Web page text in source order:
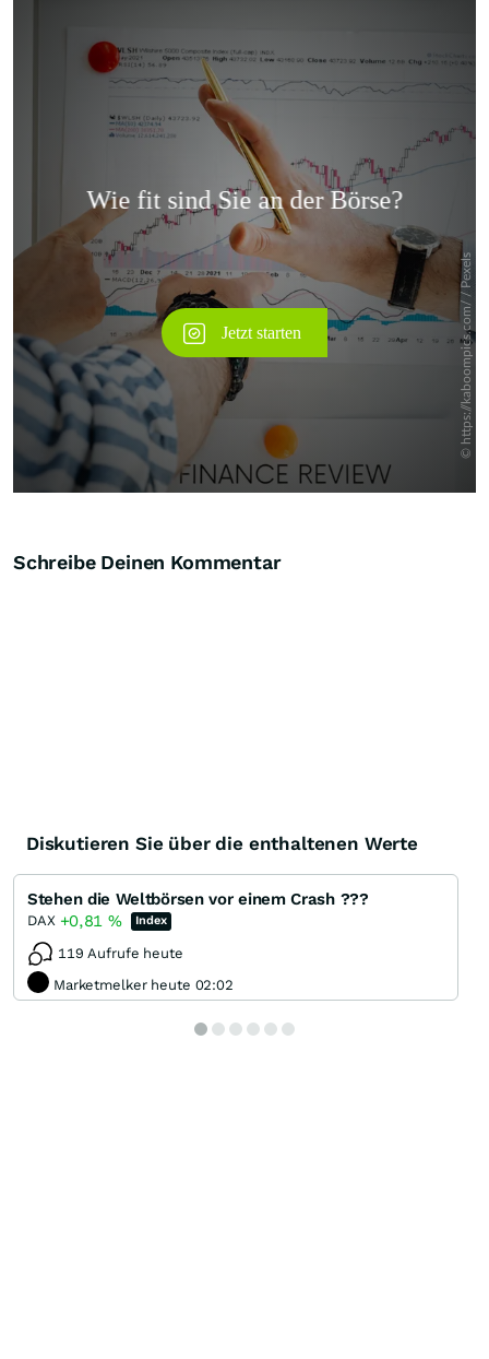
Überspringen
Schreibe Deinen Kommentar
Diskutieren Sie über die enthaltenen Werte
Stehen die Weltbörsen vor einem Crash ???
DAX +0,81 % Index
119 Aufrufe heute
Marketmelker heute 02:02